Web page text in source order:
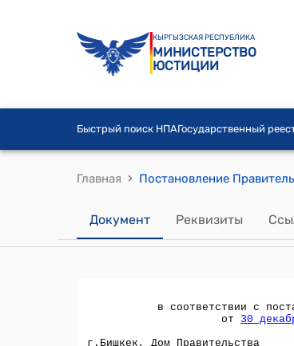
КЫРГЫЗСКАЯ РЕСПУБЛИКА
МИНИСТЕРСТВО
ЮСТИЦИИ
Быстрый поиск НПАГосударственный
Главная ›
Документ Реквизиты